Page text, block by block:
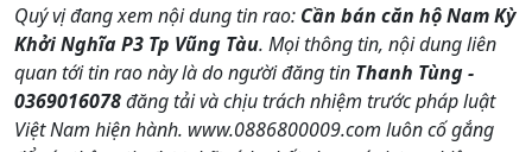
Quý vị đang xem nội dung tin rao: Cần bán căn hộ Nam Kỳ
Khởi Nghĩa P3 Tp Vũng Tàu. Mọi thông tin, nội dung liên
quan tới tin rao này là do người đăng tin Thanh Tùng -
0369016078đăng tải và chịu trách nhiệm trước pháp luật
Việt Nam hiện hành. www.0886800009.com luôn cố gắng